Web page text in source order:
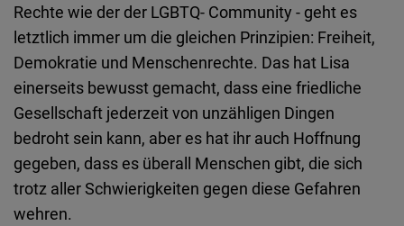
Rechte wie der der LGBTQ- Community - geht es
letztlich immer um die gleichen Prinzipien: Freiheit,
Demokratie und Menschenrechte. Das hat Lisa
einerseits bewusst gemacht, dass eine friedliche
Gesellschaft jederzeit von unzähligen Dingen
bedroht sein kann, aber es hat ihr auch Hoffnung
gegeben, dass es überall Menschen gibt, die sich
trotz aller Schwierigkeiten gegen diese Gefahren
wehren.